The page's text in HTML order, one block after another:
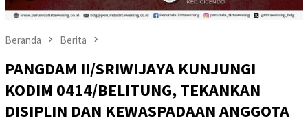
Beranda Berita
PANGDAM II/SRIWIJAYA KUNJUNGI
KODIM 0414/BELITUNG, TEKANKAN
DISIPLIN DAN KEWASPADAAN ANGGOTA